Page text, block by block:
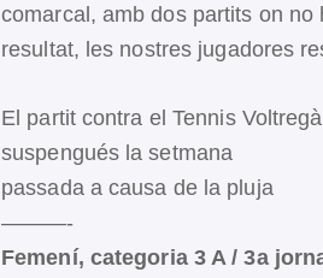
comarcal, amb dos partits on
resultat, les nostres jugadores
El partit contra el Tennis
suspengués la setmana
passada a causa de la pluja
———-
Femení, categoria 3 A / 3a